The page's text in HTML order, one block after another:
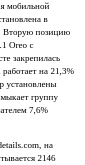
мобильной
в
Вторую позицию
Oreo с
закрепилась
на 21,3%
установлены
группу
7,6%
на
2146